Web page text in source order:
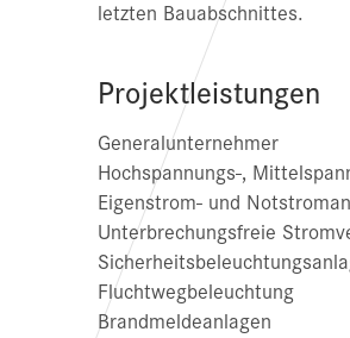
letzten Bauabschnittes.
Projektleistungen
Generalunternehmer
Hochspannungs-,
Eigenstrom- und
Unterbrechungsfreie
Fluchtwegbeleuchtung
Brandmeldeanlagen